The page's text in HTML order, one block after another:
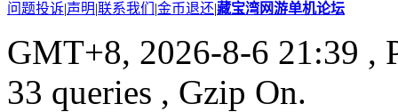
问题投诉|声明|联系我们 |金币退还|藏宝湾网游单机论坛
GMT+8, 2026-8-6 21:39 ,
33 queries , Gzip On.